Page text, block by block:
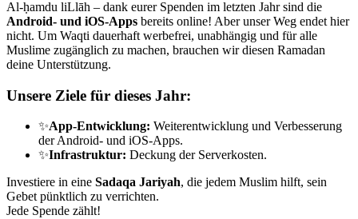
Al-ḥamdu liLlāh – dank eurer Spenden im letzten Jahr sind die
Android- und iOS-Apps bereits online! Aber unser Weg endet hier
nicht. Um Waqti dauerhaft werbefrei, unabhängig und für alle
Muslime zugänglich zu machen, brauchen wir diesen Ramadan
deine Unterstützung.
Unsere Ziele für dieses Jahr:
✨App-Entwicklung: Weiterentwicklung und Verbesserung
der Android- und iOS-Apps.
✨Infrastruktur: Deckung der Serverkosten.
Investiere in eine Sadaqa Jariyah, die jedem Muslim hilft, sein
Gebet pünktlich zu verrichten.
Jede Spende zählt!